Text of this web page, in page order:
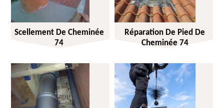
Scellement De Cheminée
74
Réparation De Pied De
Cheminée 74